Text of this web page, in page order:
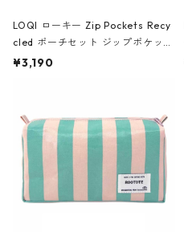
LOQI ローキー Zip Pockets Recy
cled ポーチセット ジップポケット
ファスナーポーチ 撥水加工 トラベ
ーガンディー、オフホワイト
¥3,190